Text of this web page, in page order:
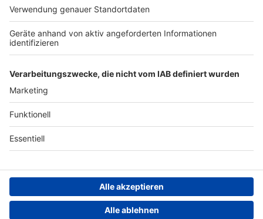
ANTENNE BAYERN GROUP
Stiftung ANTENNE BAYERN
hilft
Teilnahmebedingungen
Grounding Page ANTENNE
BAYERN
Datenschutz­erklärung
einstellungen
Persönliche Datenkontrolle